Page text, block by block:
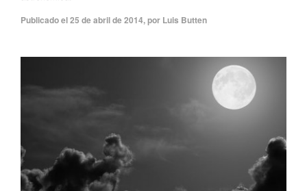
Publicado el25 de abril de 2014,por Luis Butten